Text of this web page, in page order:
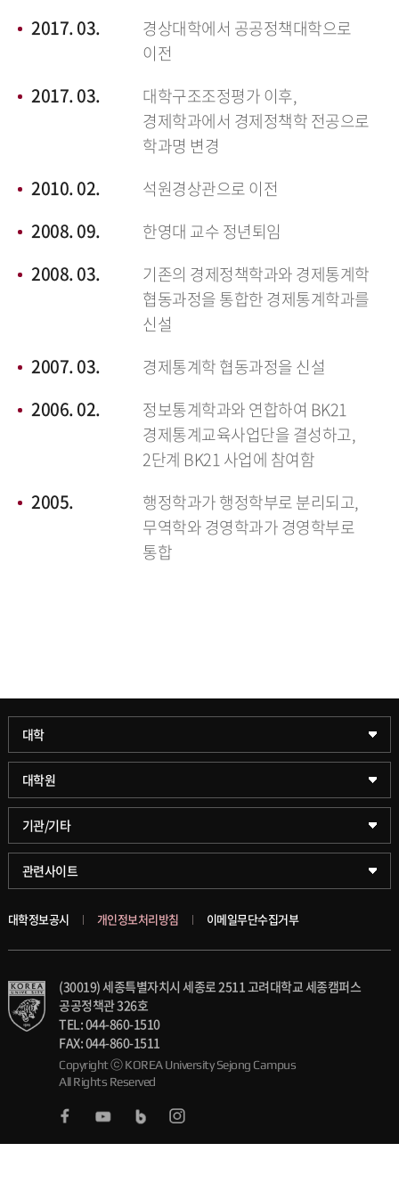
2017. 03.
경상대학에서 공공정책대학으로
이전
2017. 03.
대학구조조정평가 이후,
경제학과에서 경제정책학 전공으로
학과명 변경
2010. 02. 석원경상관으로 이전
2008. 09. 한영대 교수 정년퇴임
2008. 03.
기존의 경제정책학과와 경제통계학
협동과정을 통합한 경제통계학과를
신설
2007. 03. 경제통계학 협동과정을 신설
2006. 02.
정보통계학과와 연합하여 BK21
경제통계교육사업단을 결성하고,
2단계 BK21 사업에 참여함
2005.
행정학과가 행정학부로 분리되고,
무역학와 경영학과가 경영학부로
통합
대학
과학기술대학
약학대학
글로벌비즈니스대학
공공정책대학
스마트도시학부
대학원
일반대학원
문화스포츠대학원
창업경영대학원
융합과학대학원
가속기과학과(일반대학원)
기관/기타
학술정보원(도서관)
학술정보팀
국제교류교육원
대학일자리플러스센터
세종학생상담센터
세종창업교육센터
관련사이트
KUPID
블랙보드
의료원
발전기금
인재양성통합관리시스템(KUSEUM)
대학정보공시 개인정보처리방침 이메일무단수집거부
(30019) 세종특별자치시 세종로 2511 고려대학교 세종캠퍼스
공공정책관 326호
TEL: 044-860-1510
FAX: 044-860-1511
Copyright ⓒ KOREA University Sejong Campus
All Rights Reserved